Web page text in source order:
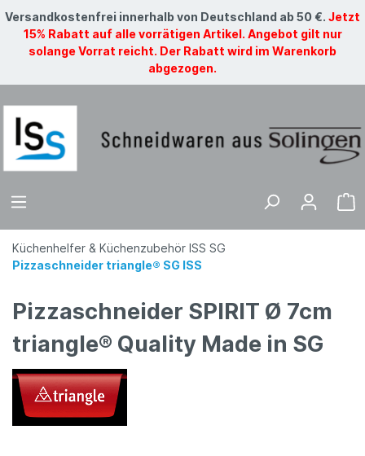
Versandkostenfrei innerhalb von Deutschland ab 50 €. Jetzt
15% Rabatt auf alle vorrätigen Artikel. Angebot gilt nur
solange Vorrat reicht. Der Rabatt wird im Warenkorb
abgezogen.
Küchenhelfer & Küchenzubehör ISS SG
Pizzaschneider triangle® SG ISS
Pizzaschneider SPIRIT Ø 7cm
triangle® Quality Made in SG